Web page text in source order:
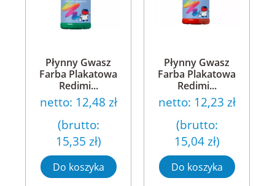
Płynny Gwasz
Farba Plakatowa
Redimi...
netto: 12,48 zł
(brutto:
15,35 zł)
Do koszyka
Płynny Gwasz
Farba Plakatowa
Redimi...
netto: 12,23 zł
(brutto:
15,04 zł)
Do koszyka